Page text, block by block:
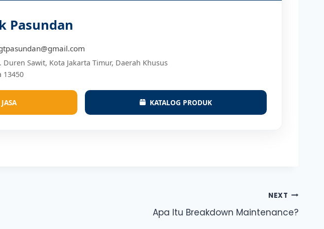
Pasundan
Duren Sawit, Kota Jakarta Timur, Daerah Khusus
13450
KATALOG PRODUK
NEXT
Apa Itu Breakdown Maintenance?